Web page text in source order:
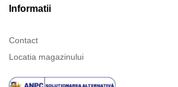
Informatii
Contact
Locatia magazinului